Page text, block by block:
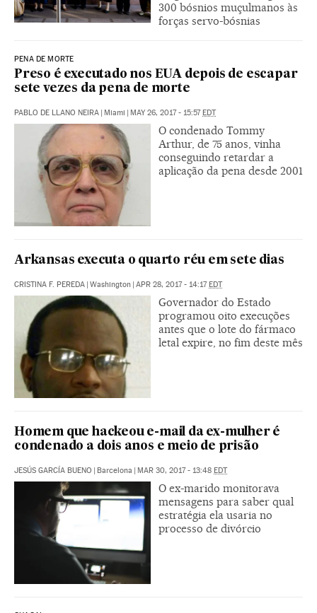
300 bósnios muçulmanos às
forças servo-bósnias
PENA DE MORTE
Preso é executado nos EUA depois de escapar
sete vezes da pena de morte
PABLO DE LLANO NEIRA | Miami | MAY 26, 2017 - 15:57EDT
O condenado Tommy
Arthur, de 75 anos, vinha
conseguindo retardar a
aplicação da pena desde 2001
Arkansas executa o quarto réu em sete dias
CRISTINA F. PEREDA | Washington | APR 28, 2017 - 14:17EDT
Governador do Estado
programou oito execuções
antes que o lote do fármaco
letal expire, no fim deste mês
Homem que hackeou e-mail da ex-mulher é
condenado a dois anos e meio de prisão
JESÚS GARCÍA BUENO | Barcelona | MAR 30, 2017 - 13:48 EDT
O ex-marido monitorava
mensagens para saber qual
estratégia ela usaria no
processo de divórcio